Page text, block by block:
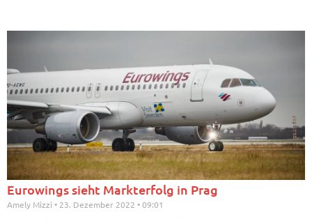
Eurowings sieht Markterfolg in Prag
Amely Mizzi 23. Dezember 2022 09:01